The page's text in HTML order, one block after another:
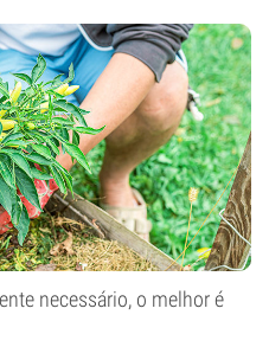
necessário, o melhor é